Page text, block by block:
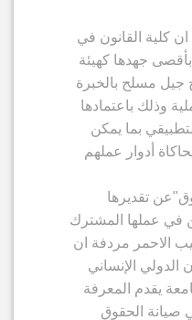
كلية القانون في
جهدها كهيئة
مسلح بالخبرة
وذلك باعتمادها
بما يمكن
أدوار عملهم
تقديرها
عملها المشترك
الاحمر مردفة ان
الإنساني
يقدم المعرفة
الحقوق